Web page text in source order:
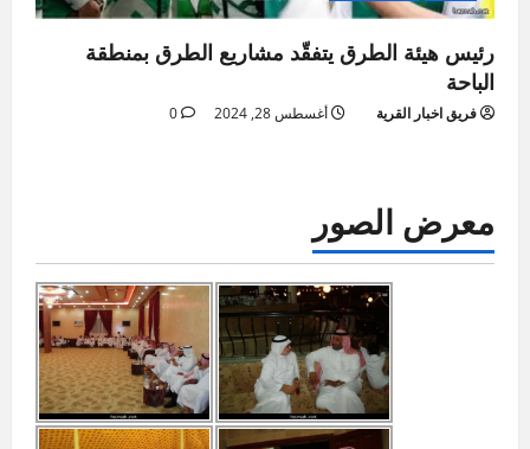
رئيس هيئة الطرق يتفقّد مشاريع الطرق بمنطقة
الباحة
فريق اخبار القرية أغسطس 28, 2024 0
معرض الصور